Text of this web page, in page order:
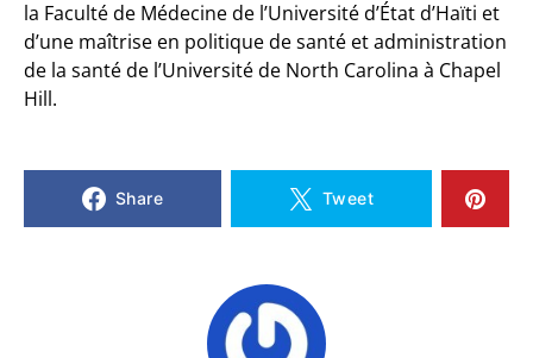
la Faculté de Médecine de l’Université d’État d’Haïti et
d’une maîtrise en politique de santé et administration
de la santé de l’Université de North Carolina à Chapel
Hill.
Share Tweet